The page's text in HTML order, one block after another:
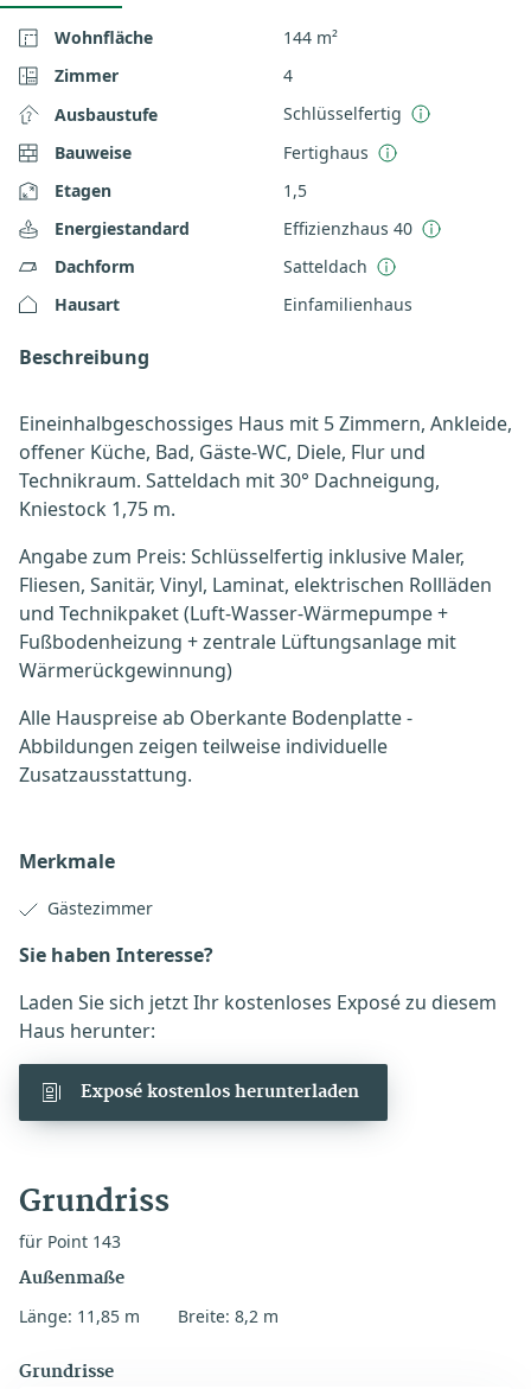
Wohnfläche
144 m²
Zimmer
4
Ausbaustufe
Schlüsselfertig
Bauweise
Fertighaus
Etagen
1,5
Energiestandard
Effizienzhaus 40
Dachform
Satteldach
Hausart
Einfamilienhaus
Beschreibung
Eineinhalbgeschossiges Haus mit 5 Zimmern, Ankleide,
offener Küche, Bad, Gäste-WC, Diele, Flur und
Technikraum. Satteldach mit 30° Dachneigung,
Kniestock 1,75 m.
Angabe zum Preis: Schlüsselfertig inklusive Maler,
Fliesen, Sanitär, Vinyl, Laminat, elektrischen Rollläden
und Technikpaket (Luft-Wasser-Wärmepumpe +
Fußbodenheizung + zentrale Lüftungsanlage mit
Wärmerückgewinnung)
Alle Hauspreise ab Oberkante Bodenplatte -
Abbildungen zeigen teilweise individuelle
Zusatzausstattung.
Merkmale
Gästezimmer
Sie haben Interesse?
Laden Sie sich jetzt Ihr kostenloses Exposé zu diesem
Haus herunter:
Exposé kostenlos herunterladen
Grundriss
für Point 143
Außenmaße
Länge: 11,85 m Breite: 8,2 m
Grundrisse